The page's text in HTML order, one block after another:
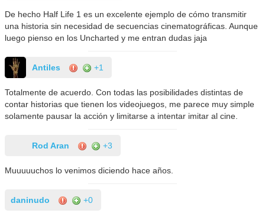
De hecho Half Life 1 es un excelente ejemplo de cómo transmitir
una historia sin necesidad de secuencias cinematográficas. Aunque
luego pienso en los Uncharted y me entran dudas jaja
Antiles +1
Totalmente de acuerdo. Con todas las posibilidades distintas de
contar historias que tienen los videojuegos, me parece muy simple
solamente pausar la acción y limitarse a intentar imitar al cine.
Rod Aran +3
Muuuuuchos lo venimos diciendo hace años.
daninudo +0